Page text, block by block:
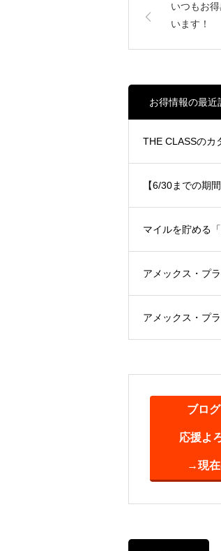
いつもお
います！
お得情報の最近
THE CLASSのカ
【6/30までの期
マイルを貯める
アメックス・プ
アメックス・プ
ブロ
応援よ
→現在